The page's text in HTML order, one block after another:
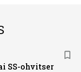
SS-ohvitser